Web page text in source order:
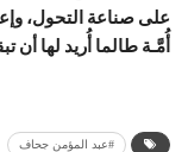
على صناعة التحول،
أُمَّـة طالما أُريد لها أن
#عبد المؤمن جحاف